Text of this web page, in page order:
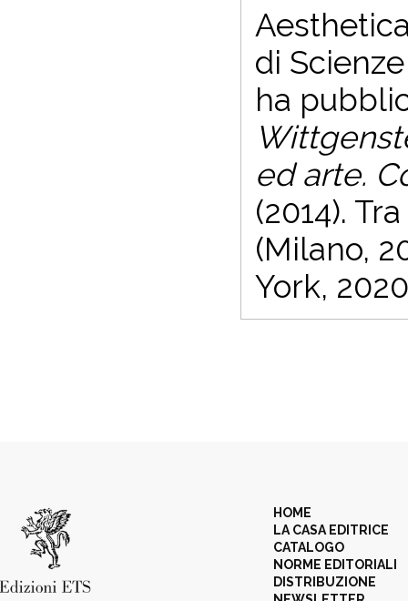
di
ha
ed arte.
(2014).
(Milano,
York,
HOME
LA CASA EDITRICE
CATALOGO
NORME EDITORIALI
DISTRIBUZIONE